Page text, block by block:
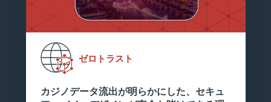
ゼロトラスト
カジノデータ流出が明らかにした、セキュ